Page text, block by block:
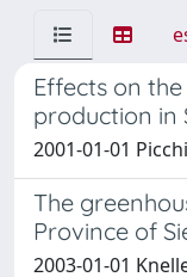
Effects on
production in
2001-01-01
The
Province of
2003-01-01